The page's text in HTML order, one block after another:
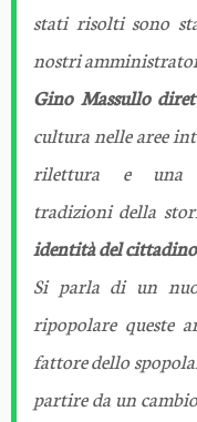
stati risolti sono
nostri
Gino Massullo
cultura nelle aree
rilettura e una
tradizioni della
identità del
Si parla di un
ripopolare queste
fattore dello
partire da un